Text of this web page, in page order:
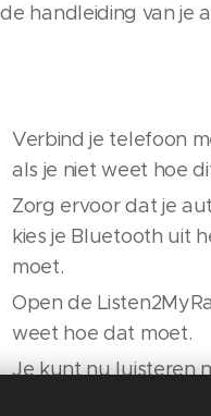
de handleiding van je
Verbind je telefoon
als je niet weet hoe
Zorg ervoor dat je
kies je Bluetooth uit
moet.
Open de
weet hoe dat moet.
Je kunt nu luisteren